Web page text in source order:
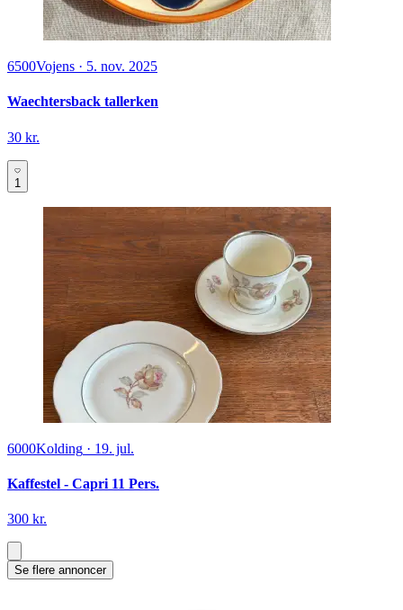
6500Vojens · 5. nov. 2025
Waechtersback tallerken
30 kr.
1
6000Kolding · 19. jul.
Kaffestel - Capri 11 Pers.
300 kr.
Se flere annoncer